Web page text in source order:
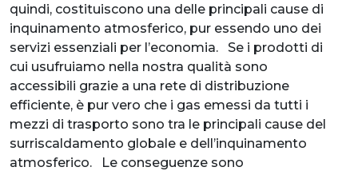
quindi, costituiscono una delle principali cause di
inquinamento atmosferico, pur essendo uno dei
servizi essenziali per l’economia. Se i prodotti di
cui usufruiamo nella nostra qualità sono
accessibili grazie a una rete di distribuzione
efficiente, è pur vero che i gas emessi da tutti i
mezzi di trasporto sono tra le principali cause del
surriscaldamento globale e dell’inquinamento
atmosferico. Le conseguenze sono